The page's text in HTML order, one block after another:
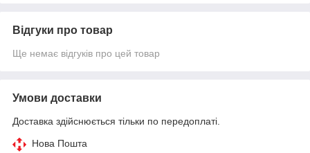
Відгуки про товар
Ще немає відгуків про цей товар
Умови доставки
Доставка здійснюється тільки по передоплаті.
Нова Пошта